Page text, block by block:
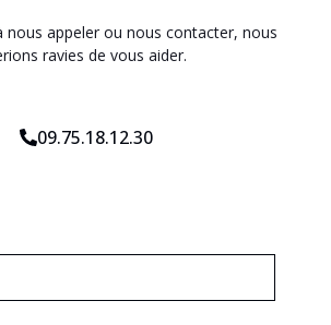
nous appeler ou nous contacter, nous
ravies de vous aider.
09.75.18.12.30